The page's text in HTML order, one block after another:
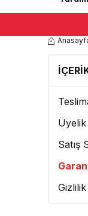
Üyelik
Satış